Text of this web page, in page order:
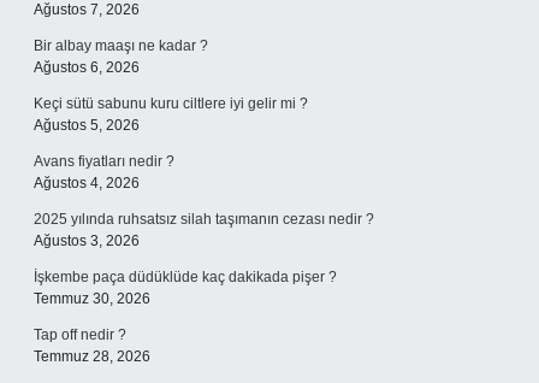
Ağustos 7, 2026
Bir albay maaşı ne kadar ?
Ağustos 6, 2026
Keçi sütü sabunu kuru ciltlere iyi gelir mi ?
Ağustos 5, 2026
Avans fiyatları nedir ?
Ağustos 4, 2026
2025 yılında ruhsatsız silah taşımanın cezası nedir ?
Ağustos 3, 2026
İşkembe paça düdüklüde kaç dakikada pişer ?
Temmuz 30, 2026
Tap off nedir ?
Temmuz 28, 2026